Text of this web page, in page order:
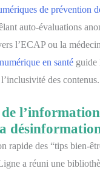
de prévention
auto-évaluations
l’ECAP ou la
en santé guide
l’inclusivité des contenus.
rapide des “tips bien-
a réuni une